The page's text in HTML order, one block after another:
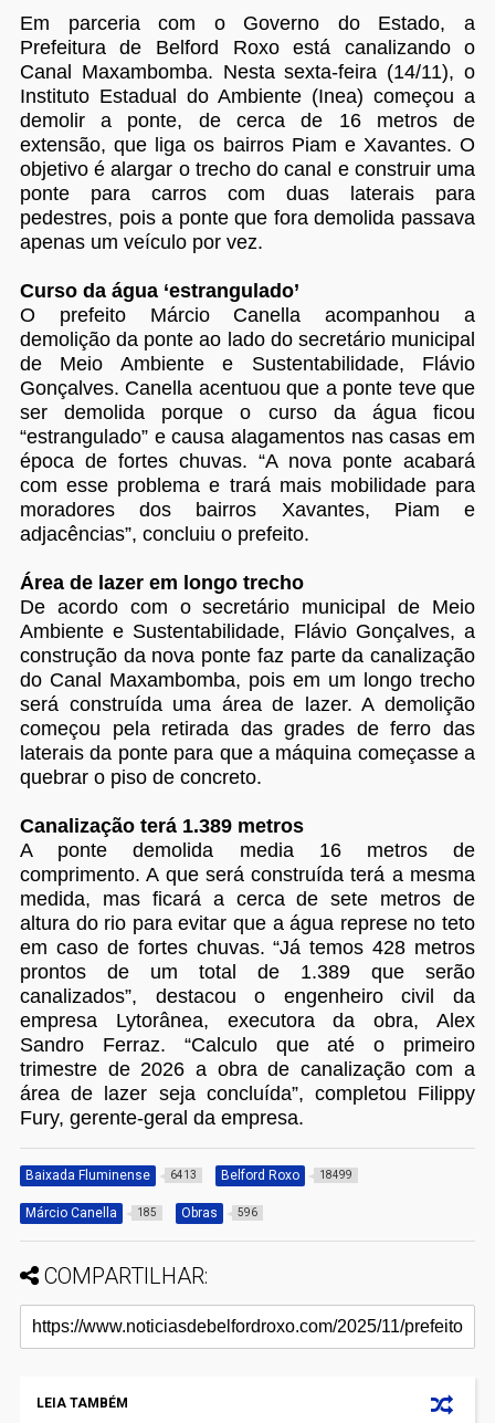
Em parceria com o Governo do Estado, a
Prefeitura de Belford Roxo está canalizando o
Canal Maxambomba. Nesta sexta-feira (14/11), o
Instituto Estadual do Ambiente (Inea) começou a
demolir a ponte, de cerca de 16 metros de
extensão, que liga os bairros Piam e Xavantes. O
objetivo é alargar o trecho do canal e construir uma
ponte para carros com duas laterais para
pedestres, pois a ponte que fora demolida passava
apenas um veículo por vez.
Curso da água ‘estrangulado’
O prefeito Márcio Canella acompanhou a
demolição da ponte ao lado do secretário municipal
de Meio Ambiente e Sustentabilidade, Flávio
Gonçalves. Canella acentuou que a ponte teve que
ser demolida porque o curso da água ficou
“estrangulado” e causa alagamentos nas casas em
época de fortes chuvas. “A nova ponte acabará
com esse problema e trará mais mobilidade para
moradores dos bairros Xavantes, Piam e
adjacências”, concluiu o prefeito.
Área de lazer em longo trecho
De acordo com o secretário municipal de Meio
Ambiente e Sustentabilidade, Flávio Gonçalves, a
construção da nova ponte faz parte da canalização
do Canal Maxambomba, pois em um longo trecho
será construída uma área de lazer. A demolição
começou pela retirada das grades de ferro das
laterais da ponte para que a máquina começasse a
quebrar o piso de concreto.
Canalização terá 1.389 metros
A ponte demolida media 16 metros de
comprimento. A que será construída terá a mesma
medida, mas ficará a cerca de sete metros de
altura do rio para evitar que a água represe no teto
em caso de fortes chuvas. “Já temos 428 metros
prontos de um total de 1.389 que serão
canalizados”, destacou o engenheiro civil da
empresa Lytorânea, executora da obra, Alex
Sandro Ferraz. “Calculo que até o primeiro
trimestre de 2026 a obra de canalização com a
área de lazer seja concluída”, completou Filippy
Fury, gerente-geral da empresa.
Baixada Fluminense 6413 Belford Roxo 18499
Márcio Canella 185 Obras 596
COMPARTILHAR:
LEIA TAMBÉM